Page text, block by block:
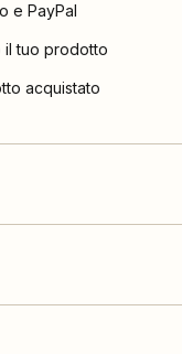
e PayPal
il tuo prodotto
acquistato